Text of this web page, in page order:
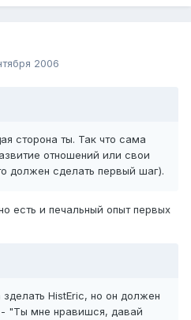
2006
сторона ты. Так что сама
отношений или свои
должен сделать первый шаг).
есть и печальный опыт первых
HistEric, но он должен
"Ты мне нравишся, давай